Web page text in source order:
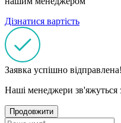
Дізнатися вартість
Заявка успішно відправлена!
Наші менеджери
Продовжити